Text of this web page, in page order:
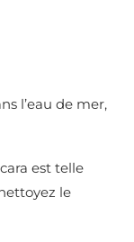
l’eau de mer,
est telle
le